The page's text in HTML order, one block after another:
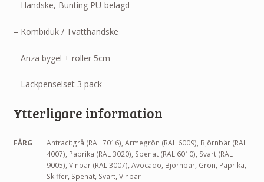
– Handske, Bunting PU-belagd
– Kombiduk / Tvätthandske
– Anza bygel + roller 5cm
– Lackpenselset 3 pack
Ytterligare information
FÄRG
Antracitgrå (RAL 7016), Armegrön (RAL 6009), Björnbär (RAL
4007), Paprika (RAL 3020), Spenat (RAL 6010), Svart (RAL
9005), Vinbär (RAL 3007), Avocado, Björnbär, Grön, Paprika,
Skiffer, Spenat, Svart, Vinbär